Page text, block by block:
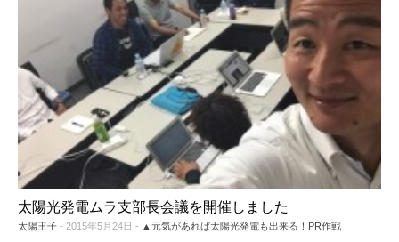
太陽光発電ムラ支部長会議を開催しました
太陽王子 - 2015年5月24日 - ▲元気があれば太陽光発電も出来る！PR作戦